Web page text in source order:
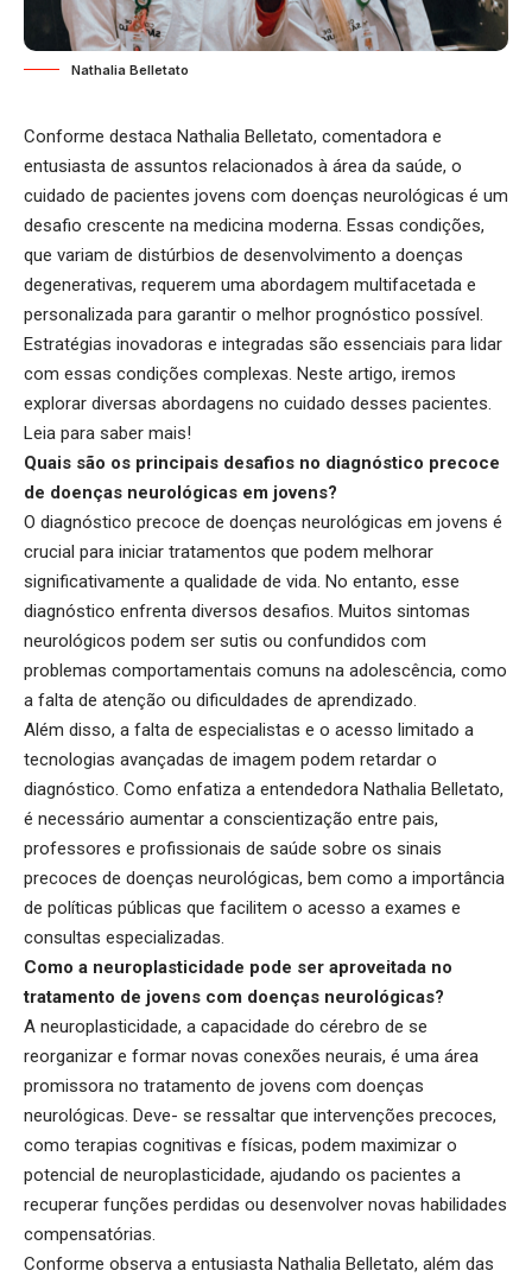
Nathalia Belletato
Conforme destaca Nathalia Belletato, comentadora e
entusiasta de assuntos relacionados à área da saúde, o
cuidado de pacientes jovens com doenças neurológicas é um
desafio crescente na medicina moderna. Essas condições,
que variam de distúrbios de desenvolvimento a doenças
degenerativas, requerem uma abordagem multifacetada e
personalizada para garantir o melhor prognóstico possível.
Estratégias inovadoras e integradas são essenciais para lidar
com essas condições complexas. Neste artigo, iremos
explorar diversas abordagens no cuidado desses pacientes.
Leia para saber mais!
Quais são os principais desafios no diagnóstico precoce
de doenças neurológicas em jovens?
O diagnóstico precoce de doenças neurológicas em jovens é
crucial para iniciar tratamentos que podem melhorar
significativamente a qualidade de vida. No entanto, esse
diagnóstico enfrenta diversos desafios. Muitos sintomas
neurológicos podem ser sutis ou confundidos com
problemas comportamentais comuns na adolescência, como
a falta de atenção ou dificuldades de aprendizado.
Além disso, a falta de especialistas e o acesso limitado a
tecnologias avançadas de imagem podem retardar o
diagnóstico. Como enfatiza a entendedora Nathalia Belletato,
é necessário aumentar a conscientização entre pais,
professores e profissionais de saúde sobre os sinais
precoces de doenças neurológicas, bem como a importância
de políticas públicas que facilitem o acesso a exames e
consultas especializadas.
Como a neuroplasticidade pode ser aproveitada no
tratamento de jovens com doenças neurológicas?
A neuroplasticidade, a capacidade do cérebro de se
reorganizar e formar novas conexões neurais, é uma área
promissora no tratamento de jovens com doenças
neurológicas. Deve- se ressaltar que intervenções precoces,
como terapias cognitivas e físicas, podem maximizar o
potencial de neuroplasticidade, ajudando os pacientes a
recuperar funções perdidas ou desenvolver novas habilidades
compensatórias.
Conforme observa a entusiasta Nathalia Belletato, além das